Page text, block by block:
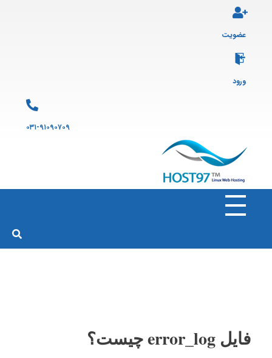
عضویت
ورود
۰۳۱-۹۱۰۹۰۷۰۹
هاست ۹۷ارائه سرویس هاست لینوکس و ثبت دامنه
فایل error_log چیست؟